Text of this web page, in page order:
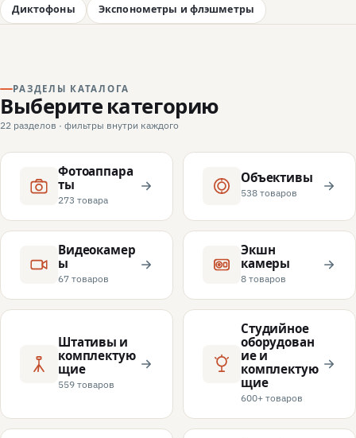
Диктофоны Экспонометры и флэшметры
РАЗДЕЛЫ КАТАЛОГА
Выберите категорию
22 разделов · фильтры внутри каждого
Фотоаппара
ты
273 товара
Объективы
538 товаров
Видеокамер
ы
67 товаров
Экшн
камеры
8 товаров
Штативы и
комплектую
щие
559 товаров
Студийное
оборудован
ие и
комплектую
щие
600+ товаров